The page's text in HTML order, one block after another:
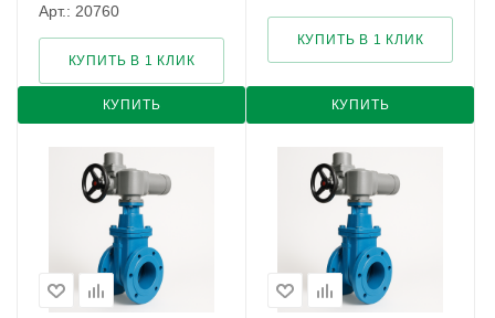
Арт.: 20760
КУПИТЬ
КУПИТЬ В 1 КЛИК
КУПИТЬ
КУПИТЬ В 1 КЛИК